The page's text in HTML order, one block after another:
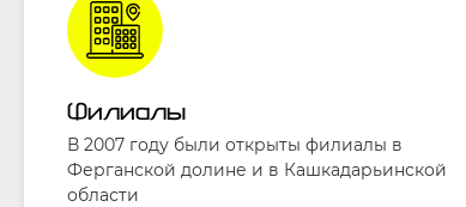
Филиалы
В 2007 году были открыты филиалы в
Ферганской долине и в Кашкадарьинской
области